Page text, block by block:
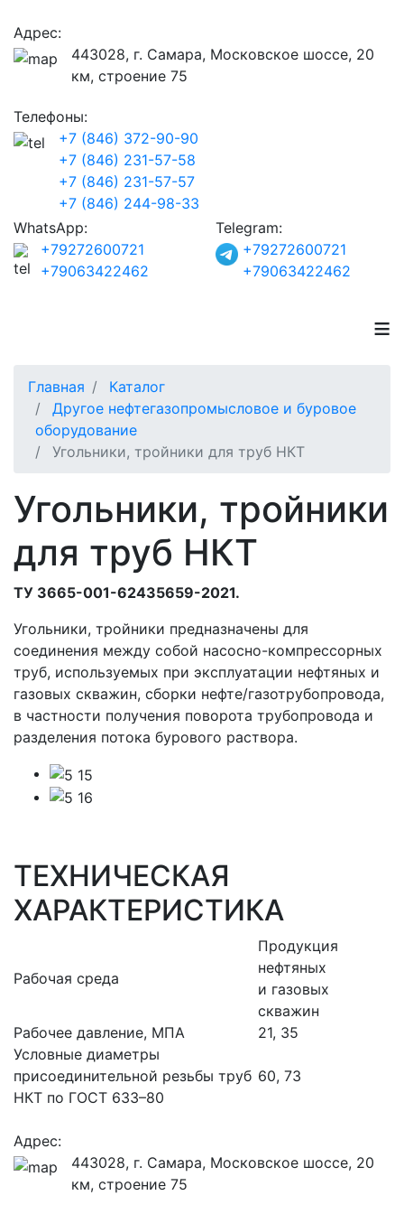
Адрес:
443028, г. Самара, Московское шоссе, 20
км, строение 75
Телефоны:
+7 (846) 372-90-90
+7 (846) 231-57-58
+7 (846) 231-57-57
+7 (846) 244-98-33
WhatsApp:
+79272600721
+79063422462
Telegram:
+79272600721
+79063422462
≡
Главная
Каталог
Другое нефтегазопромысловое и буровое
оборудование
Угольники, тройники для труб НКТ
Угольники, тройники
для труб НКТ
ТУ 3665-001-62435659-2021.
Угольники, тройники предназначены для
соединения между собой насосно-компрессорных
труб, используемых при эксплуатации нефтяных и
газовых скважин, сборки нефте/газотрубопровода,
в частности получения поворота трубопровода и
разделения потока бурового раствора.
ТЕХНИЧЕСКАЯ
ХАРАКТЕРИСТИКА
Рабочая среда
Продукция
нефтяных
и газовых
скважин
Рабочее давление, МПА
21, 35
Условные диаметры
присоединительной резьбы труб
НКТ по ГОСТ 633–80
60, 73
Адрес:
443028, г. Самара, Московское шоссе, 20
км, строение 75